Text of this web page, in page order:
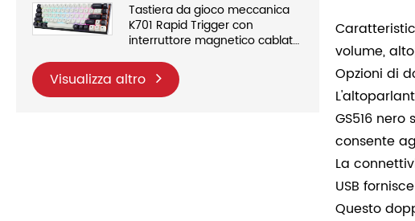
Tastiera da gioco meccanica
K701 Rapid Trigger con
interruttore magnetico cablato
Visualizza altro
volume,
Opzioni di
GS516
consente
La
USB
Questo